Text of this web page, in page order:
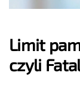
Limit
czyli